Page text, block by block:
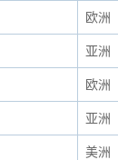
欧洲
亚洲
欧洲
亚洲
美洲